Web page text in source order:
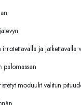
irrotettavalla ja jatkettavalla
palomassan
moduulit valitun